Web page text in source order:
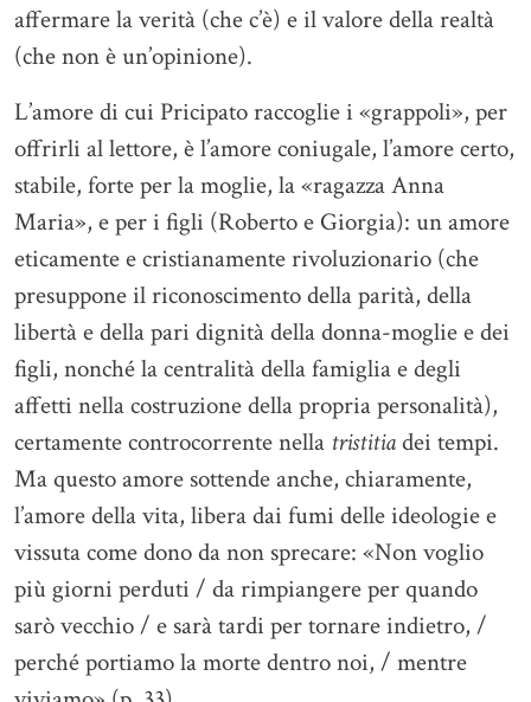
affermare la verità (che c’è) e il valore della realtà
(che non è un’opinione).
L’amore di cui Pricipato raccoglie i «grappoli», per
offrirli al lettore, è l’amore coniugale, l’amore certo,
stabile, forte per la moglie, la «ragazza Anna
Maria», e per i figli (Roberto e Giorgia): un amore
eticamente e cristianamente rivoluzionario (che
presuppone il riconoscimento della parità, della
libertà e della pari dignità della donna-moglie e dei
figli, nonché la centralità della famiglia e degli
affetti nella costruzione della propria personalità),
certamente controcorrente nella tristitiadei tempi.
Ma questo amore sottende anche, chiaramente,
l’amore della vita, libera dai fumi delle ideologie e
vissuta come dono da non sprecare: «Non voglio
più giorni perduti / da rimpiangere per quando
sarò vecchio / e sarà tardi per tornare indietro, /
perché portiamo la morte dentro noi, / mentre